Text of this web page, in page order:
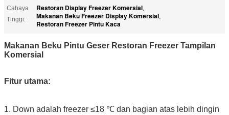
Cahaya
Tinggi:
Restoran Display Freezer Komersial,
Makanan Beku Freezer Display Komersial,
Restoran Freezer Pintu Kaca
Makanan Beku Pintu Geser Restoran Freezer Tampilan
Komersial
Fitur utama:
1. Down adalah freezer ≤18 ℃ dan bagian atas lebih dingin